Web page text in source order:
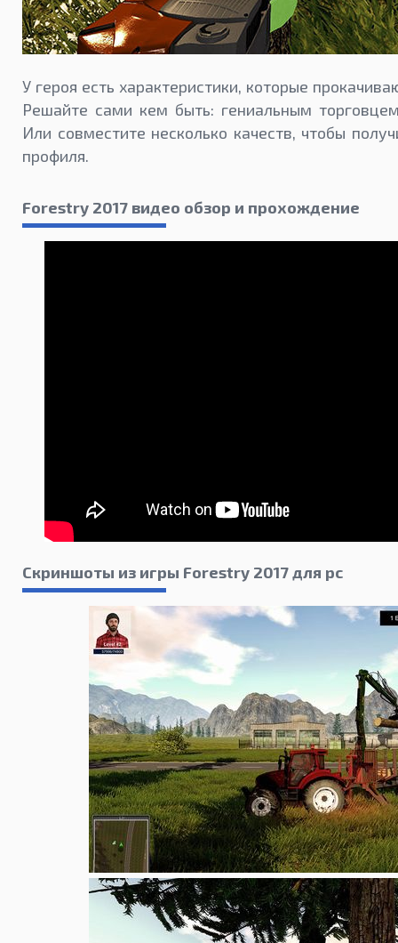
У героя есть характеристики, которые
Решайте сами кем быть: гениальным
Или совместите несколько качеств, чтобы
профиля.
Forestry 2017 видео обзор и прохождение
Скриншоты из игры Forestry 2017 для pc